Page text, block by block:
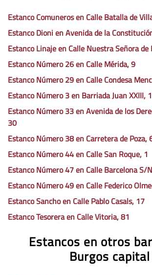
Estanco Comuneros en Calle Batalla de
Estanco Dioni en Avenida de la
Estanco Linaje en Calle Nuestra Señora de
Estanco Número 26 en Calle Mérida, 9
Estanco Número 29 en Calle Condesa
Estanco Número 3 en Barriada Juan XXIII, 1
Estanco Número 33 en Avenida de los
30
Estanco Número 38 en Carretera de
Estanco Número 44 en Calle San Roque, 1
Estanco Número 47 en Calle Barcelona S/N
Estanco Número 49 en Calle Federico
Estanco Sancho en Calle Pablo Casals, 17
Estanco Tesorera en Calle Vitoria, 81
Estancos en otros
Burgos capital